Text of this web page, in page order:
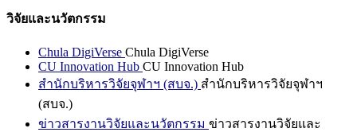
วิจัยและนวัตกรรม
Chula DigiVerse Chula DigiVerse
CU Innovation Hub CU Innovation Hub
สำนักบริหารวิจัยจุฬาฯ (สบจ.) สำนักบริหารวิจัยจุฬาฯ
(สบจ.)
ข่าวสารงานวิจัยและนวัตกรรม ข่าวสารงานวิจัยและ